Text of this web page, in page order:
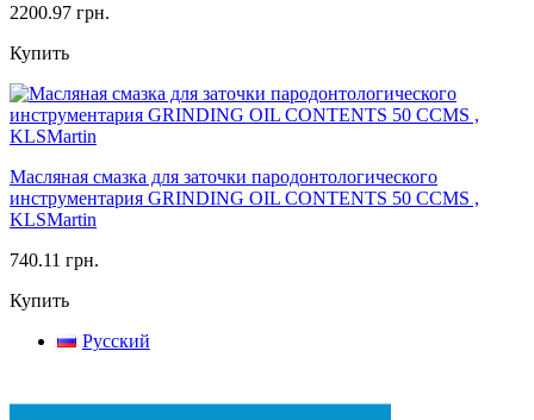
2200.97 грн.
Купить
Масляная смазка для заточки пародонтологического
инструментария GRINDING OIL CONTENTS 50 CCMS ,
KLSMartin
740.11 грн.
Купить
Русский